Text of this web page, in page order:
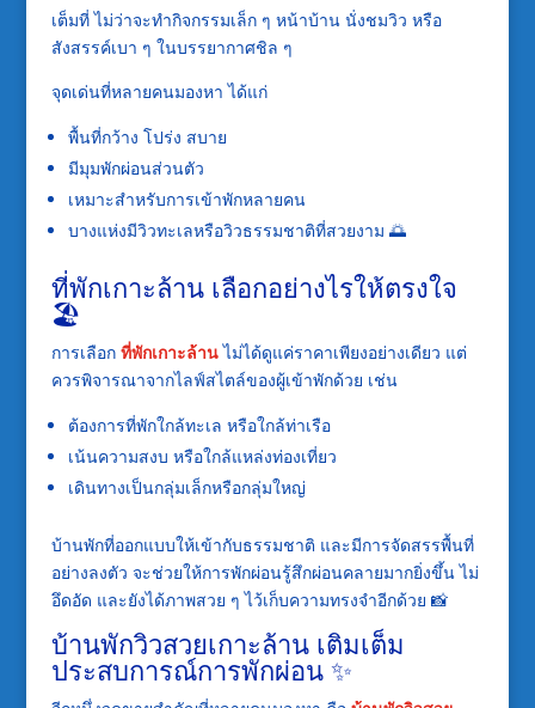
เต็มที่ ไม่ว่าจะทำกิจกรรมเล็ก ๆ หน้าบ้าน นั่งชมวิว หรือ
สังสรรค์เบา ๆ ในบรรยากาศชิล ๆ
จุดเด่นที่หลายคนมองหา ได้แก่
พื้นที่กว้าง โปร่ง สบาย
มีมุมพักผ่อนส่วนตัว
เหมาะสำหรับการเข้าพักหลายคน
บางแห่งมีวิวทะเลหรือวิวธรรมชาติที่สวยงาม 🌅
ที่พักเกาะล้าน เลือกอย่างไรให้ตรงใจ
🏖️
การเลือก ที่พักเกาะล้านไม่ได้ดูแค่ราคาเพียงอย่างเดียว แต่
ควรพิจารณาจากไลฟ์สไตล์ของผู้เข้าพักด้วย เช่น
ต้องการที่พักใกล้ทะเล หรือใกล้ท่าเรือ
เน้นความสงบ หรือใกล้แหล่งท่องเที่ยว
เดินทางเป็นกลุ่มเล็กหรือกลุ่มใหญ่
บ้านพักที่ออกแบบให้เข้ากับธรรมชาติ และมีการจัดสรรพื้นที่
อย่างลงตัว จะช่วยให้การพักผ่อนรู้สึกผ่อนคลายมากยิ่งขึ้น ไม่
อึดอัด และยังได้ภาพสวย ๆ ไว้เก็บความทรงจำอีกด้วย 📸
บ้านพักวิวสวยเกาะล้าน เติมเต็ม
ประสบการณ์การพักผ่อน ✨